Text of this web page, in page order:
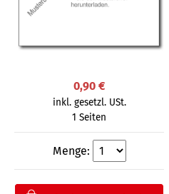
0,90 €
inkl. gesetzl. USt.
1 Seiten
Menge: